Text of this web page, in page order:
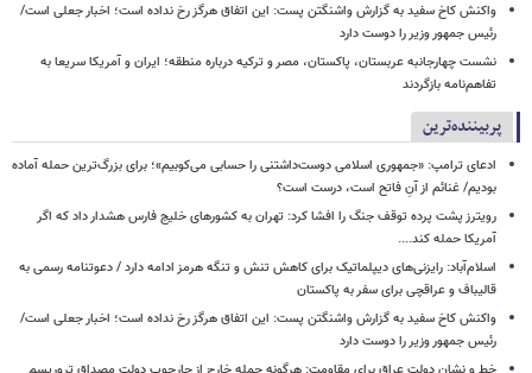
واکنش کاخ سفید به گزارش واشنگتن پست: این اتفاق هرگز رخ نداده است؛ اخبار جعلی است/
رئیس جمهور وزیر را دوست دارد
نشست چهارجانبه عربستان، پاکستان، مصر و ترکیه درباره منطقه؛ ایران و آمریکا سریعا به
تفاهم‌نامه بازگردند
پربیننده‌ترین
ادعای ترامپ: «جمهوری اسلامی دوست‌داشتنی را حسابی می‌کوبیم»؛ برای بزرگ‌ترین حمله آماده
بودیم/ غنائم از آنِ فاتح است، درست است؟
رویترز پشت پرده توقف جنگ را افشا کرد: تهران به کشورهای خلیج فارس هشدار داد که اگر
آمریکا حمله کند....
اسلام‌آباد: رایزنی‌های دیپلماتیک برای کاهش تنش و تنگه هرمز ادامه دارد / دعوتنامه رسمی به
قالیباف و عراقچی برای سفر به پاکستان
واکنش کاخ سفید به گزارش واشنگتن پست: این اتفاق هرگز رخ نداده است؛ اخبار جعلی است/
رئیس جمهور وزیر را دوست دارد